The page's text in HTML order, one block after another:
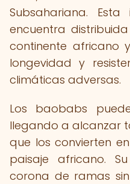
Subsahariana.
encuentra
continente africano
longevidad y
climáticas adversas.
Los baobabs
llegando a alcanzar
que los convierten
paisaje africano.
corona de ramas